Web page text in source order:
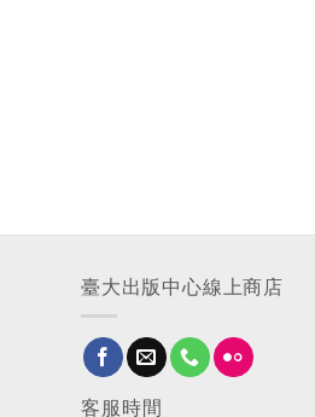
臺大出版中心線上商店
客服時間